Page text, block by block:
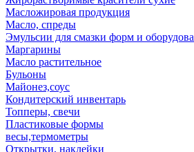
Масложировая продукция
Масло, спреды
Эмульсии для смазки форм и
Маргарины
Масло растительное
Бульоны
Майонез,соус
Кондитерский инвентарь
Топперы, свечи
Пластиковые формы
весы,термометры
Открытки, наклейки